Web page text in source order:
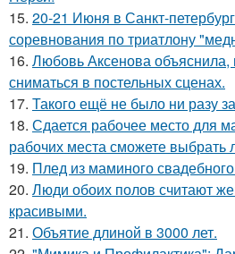
15. 20-21 Июня в Санкт-
соревнования по триатлону
16. Любовь Аксенова
сниматься в постельных сценах.
17. Такого ещё не было ни разу
18. Сдается рабочее место для
рабочих места сможете выбрать
19. Плед из маминого
20. Люди обоих полов считают
красивыми.
21. Объятие длиной в 3000 лет.